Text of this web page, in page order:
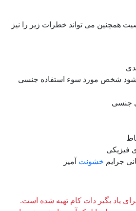
همچنین می تواند خطرات زیر را نیز
شود شخص مورد سوء استفاده جنسی
جنسی
فیزیکی
جرایم خشونت آمیز
یاد بگیر دات کام تهیه شده است.